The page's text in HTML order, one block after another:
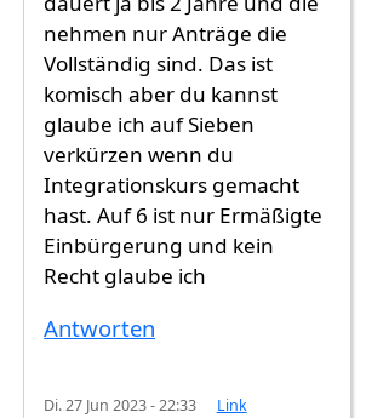
nehmen nur Anträge die
Vollständig sind. Das ist
komisch aber du kannst
glaube ich auf Sieben
verkürzen wenn du
Integrationskurs gemacht
hast. Auf 6 ist nur Ermäßigte
Einbürgerung und kein
Recht glaube ich
Antworten
Di. 27 Jun 2023 - 22:33 Link